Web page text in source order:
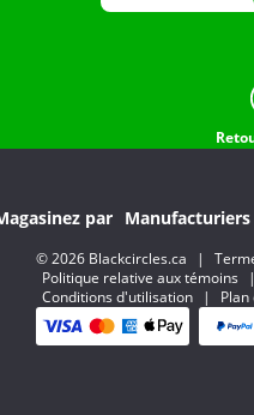
par Manufacturiers
© 2026 Blackcircles.ca |
Politique relative aux témoins
|
Conditions d'utilisation
| Plan